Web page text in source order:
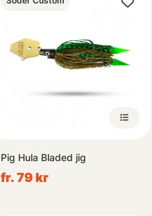
Pig Hula Bladed jig
fr. 79 kr